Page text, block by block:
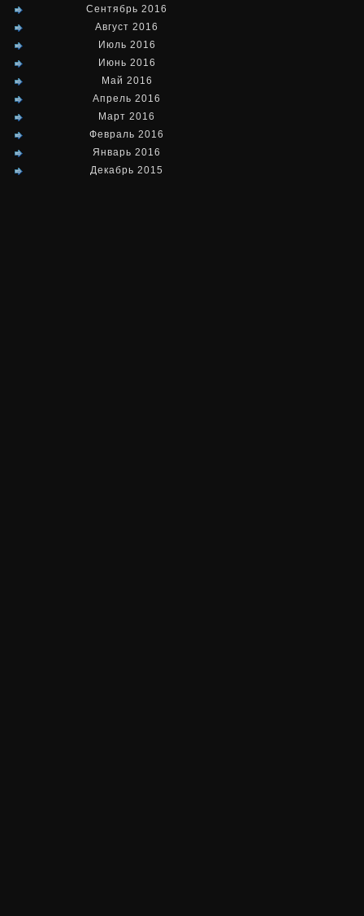
временем
Сентябрь 2016
Август 2016
Июль 2016
Июнь 2016
Май 2016
Апрель 2016
Март 2016
Февраль 2016
Январь 2016
Декабрь 2015